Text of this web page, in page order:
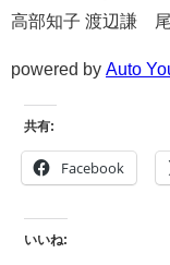
高部知子 渡辺謙
powered by Auto
共有:
Facebook
いいね: